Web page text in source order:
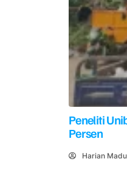
Peneliti
Persen
Harian